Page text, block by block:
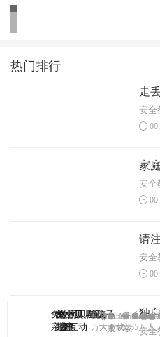
兔小贝拼
音
Android
下载
兔小贝—与孩子
亲密互动
Android
1235万人
兔小贝
儿歌
Android IOS
万人下载
兔小贝儿童
故事
Android
人下载
热门排行
走
安全
家
安全
请
安全
独
安全